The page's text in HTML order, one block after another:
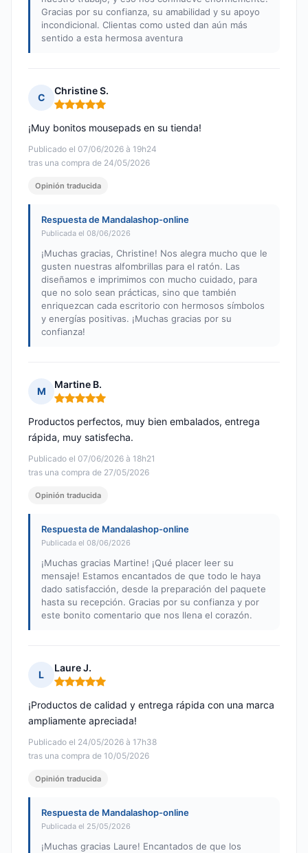
Gracias por su confianza, su amabilidad y su apoyo
incondicional. Clientas como usted dan aún más
sentido a esta hermosa aventura
C
Christine S.
Nota: 5 de 5
Publicado el 07/06/2026 à 19h24
tras una compra de 24/05/2026
¡Muy bonitos mousepads en su tienda!
Opinión traducida
Respuesta de Mandalashop-online
Publicada el 08/06/2026
¡Muchas gracias, Christine! Nos alegra mucho que le
gusten nuestras alfombrillas para el ratón. Las
diseñamos e imprimimos con mucho cuidado, para
que no solo sean prácticas, sino que también
enriquezcan cada escritorio con hermosos símbolos
y energías positivas. ¡Muchas gracias por su
confianza!
M
Martine B.
Nota: 5 de 5
Publicado el 07/06/2026 à 18h21
tras una compra de 27/05/2026
Productos perfectos, muy bien embalados, entrega
rápida, muy satisfecha.
Opinión traducida
Respuesta de Mandalashop-online
Publicada el 08/06/2026
¡Muchas gracias Martine! ¡Qué placer leer su
mensaje! Estamos encantados de que todo le haya
dado satisfacción, desde la preparación del paquete
hasta su recepción. Gracias por su confianza y por
este bonito comentario que nos llena el corazón.
L
Laure J.
Nota: 5 de 5
Publicado el 24/05/2026 à 17h38
tras una compra de 10/05/2026
¡Productos de calidad y entrega rápida con una marca
ampliamente apreciada!
Opinión traducida
Respuesta de Mandalashop-online
Publicada el 25/05/2026
¡Muchas gracias Laure! Encantados de que los